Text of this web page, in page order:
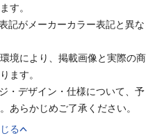
す。
記がメーカーカラー表記と異な
境により、掲載画像と実際の商
ます。
・デザイン・仕様について、予
あらかじめご了承ください。
る